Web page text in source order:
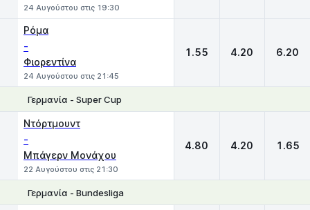
24 Αυγούστου στις 19:30
Ρόμα
-
Φιορεντίνα
24 Αυγούστου στις 21:45
1.55 4.20 6.20
Γερμανία - Super Cup
Ντόρτμουντ
-
Μπάγερν Μονάχου
22 Αυγούστου στις 21:30
4.80 4.20 1.65
Γερμανία - Bundesliga